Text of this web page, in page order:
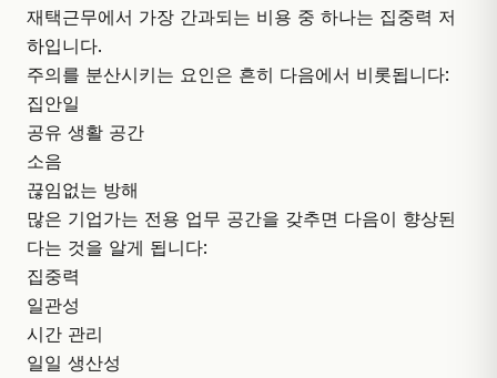
재택근무에서 가장 간과되는 비용 중 하나는 집중력 저
하입니다.
주의를 분산시키는 요인은 흔히 다음에서 비롯됩니다:
집안일
공유 생활 공간
소음
끊임없는 방해
많은 기업가는 전용 업무 공간을 갖추면 다음이 향상된
다는 것을 알게 됩니다:
집중력
일관성
시간 관리
일일 생산성